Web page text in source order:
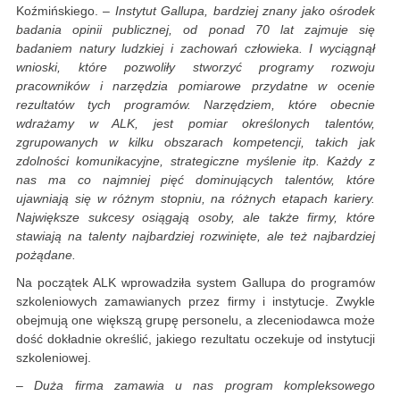
Koźmińskiego. – Instytut Gallupa, bardziej znany jako ośrodek
badania opinii publicznej, od ponad 70 lat zajmuje się
badaniem natury ludzkiej i zachowań człowieka. I wyciągnął
wnioski, które pozwoliły stworzyć programy rozwoju
pracowników i narzędzia pomiarowe przydatne w ocenie
rezultatów tych programów. Narzędziem, które obecnie
wdrażamy w ALK, jest pomiar określonych talentów,
zgrupowanych w kilku obszarach kompetencji, takich jak
zdolności komunikacyjne, strategiczne myślenie itp. Każdy z
nas ma co najmniej pięć dominujących talentów, które
ujawniają się w różnym stopniu, na różnych etapach kariery.
Największe sukcesy osiągają osoby, ale także firmy, które
stawiają na talenty najbardziej rozwinięte, ale też najbardziej
pożądane.
Na początek ALK wprowadziła system Gallupa do programów
szkoleniowych zamawianych przez firmy i instytucje. Zwykle
obejmują one większą grupę personelu, a zleceniodawca może
dość dokładnie określić, jakiego rezultatu oczekuje od instytucji
szkoleniowej.
–Duża firma zamawia u nas program kompleksowego